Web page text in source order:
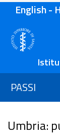
English -
PASSI
Umbria: